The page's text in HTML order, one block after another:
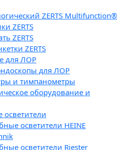
ZERTS Multifunction®
ZERTS
ZERTS
ZERTS
для ЛОР
для ЛОР
и тимпанометры
оборудование и
осветители HEINE
осветители Riester